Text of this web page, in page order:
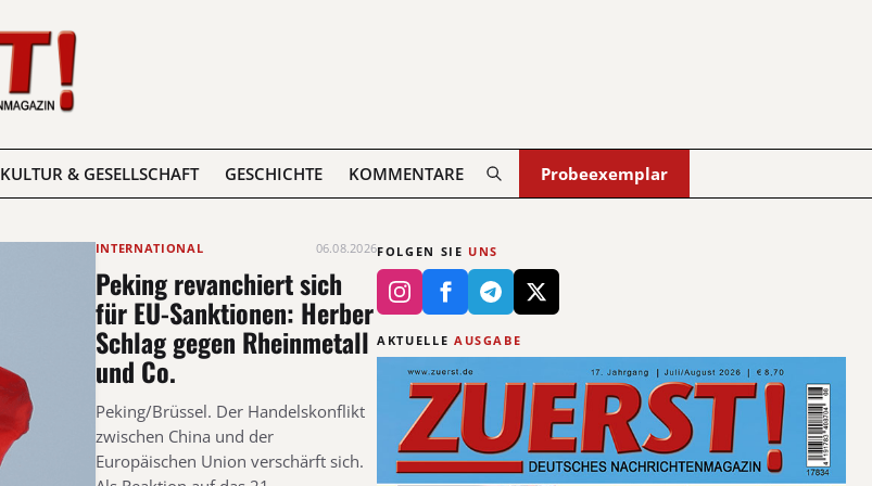
KULTUR & GESELLSCHAFT GESCHICHTE KOMMENTARE Probeexemplar
INTERNATIONAL 06.08.2026
Peking revanchiert sich
für EU-Sanktionen: Herber
Schlag gegen Rheinmetall
und Co.
Peking/Brüssel. Der Handelskonflikt
zwischen China und der
Europäischen Union verschärft sich.
FOLGEN SIE UNS
AKTUELLE AUSGABE